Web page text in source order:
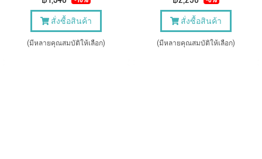
สั่งซื้อสินค้า
(มีหลายคุณสมบัติให้เลือก)
สั่งซื้อสินค้า
(มีหลายคุณสมบัติให้เลือก)